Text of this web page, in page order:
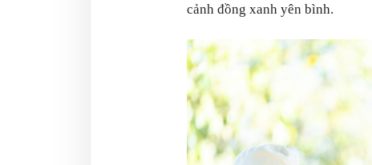
cảnh đồng xanh yên bình.